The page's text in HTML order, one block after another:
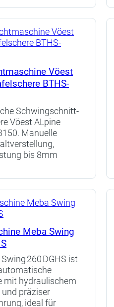
Vöest
BTHS-
Schwingschnitt-
Vöest ALpine
Manuelle
bis 8mm
Meba Swing
260 DGHS ist
mit hydraulischem
präziser
ideal für